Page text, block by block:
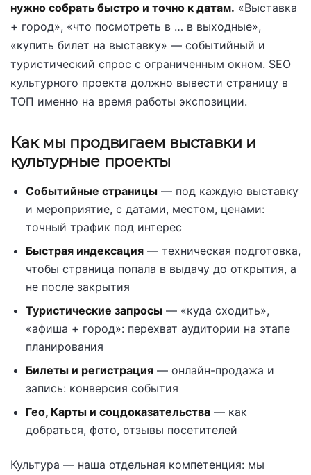
нужно собрать быстро и точно к датам. «Выставка
+ город», «что посмотреть в … в выходные»,
«купить билет на выставку» — событийный и
туристический спрос с ограниченным окном. SEO
культурного проекта должно вывести страницу в
ТОП именно на время работы экспозиции.
Как мы продвигаем выставки и
культурные проекты
Событийные страницы — под каждую выставку
и мероприятие, с датами, местом, ценами:
точный трафик под интерес
Быстрая индексация — техническая подготовка,
чтобы страница попала в выдачу до открытия, а
не после закрытия
Туристические запросы — «куда сходить»,
«афиша + город»: перехват аудитории на этапе
планирования
Билеты и регистрация — онлайн-продажа и
запись: конверсия события
Гео, Карты и соцдоказательства — как
добраться, фото, отзывы посетителей
Культура — наша отдельная компетенция: мы